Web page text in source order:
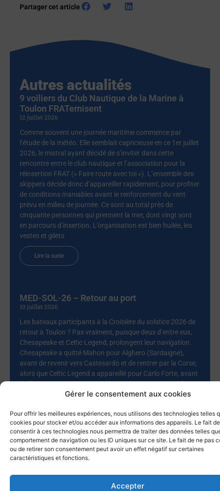
Gérer le consentement aux cookies
Pour offrir les meilleures expériences, nous utilisons des technologies telles
cookies pour stocker et/ou accéder aux informations des appareils. Le fait de
consentir à ces technologies nous permettra de traiter des données telles
comportement de navigation ou les ID uniques sur ce site. Le fait de ne pas
ou de retirer son consentement peut avoir un effet négatif sur certaines
caractéristiques et fonctions.
Accepter
Partager cet article
Autres actualités
9 voiliers du Club Nautique de la Marine à
Toulon FRATernisent
12 juillet 2026
Comme souvent une journée maritime commence par
l’étude de la météo. Elle semblait capricieuse en ce 1er juillet
2026, le mistral ayant décidé de s’inviter dans cette
rencontre entre le club nautique et l’association pour la
réinsertion FRAT (« Faire route avec toi »). L’ensemble des
skippers décide donc d’appareiller rapidement, pour profiter
de conditions maniables avant le renforcement du vent
prévu en milieu de journée. Ce sont au total près de
cinquante personnes qui prennent la mer, dont vingt sont
en parcours d’insertion. L’organisation est bien huilée, les
vestes et gilets
Lire la suite
MED-SOL-26 – Retour au port
10 juillet 2026
Les bateaux participants à la Croisière du solstice 2026 de
retour à Toulon ? Pas vraiment, puisque deux d’entre eux,
Chesapeake et Celtic Legend, prolongent leur navigation.
Chesapeake a quitté Mahon pour Alghero (Sardaigne),
avant de revenir vers Castesardo et de rentrer par la Corse,
alors que Celtic Legend a appareillé pour Carlo Forte, avant
de faire route vers Bizerte, et de poursuivre vers la Sicile. Ce
sont cette année quatorze bateaux qui ont participé à la
deux autres pour raisons
Lire la suite
Le Lupin gagne la Giraglia 2026 !